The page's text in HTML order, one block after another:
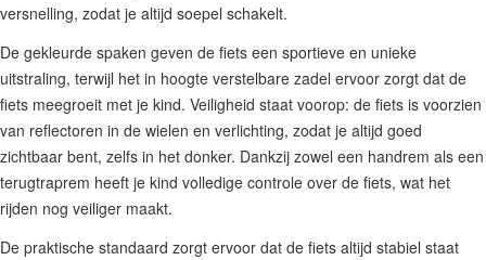
versnelling, zodat je altijd soepel schakelt.
De gekleurde spaken geven de fiets een sportieve en unieke
uitstraling, terwijl het in hoogte verstelbare zadel ervoor zorgt dat de
fiets meegroeit met je kind. Veiligheid staat voorop: de fiets is voorzien
van reflectoren in de wielen en verlichting, zodat je altijd goed
zichtbaar bent, zelfs in het donker. Dankzij zowel een handrem als een
terugtraprem heeft je kind volledige controle over de fiets, wat het
rijden nog veiliger maakt.
De praktische standaard zorgt ervoor dat de fiets altijd stabiel staat